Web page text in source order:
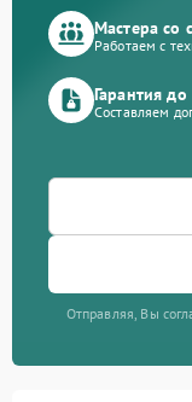
Мастера со
Работаем с
Гарантия
Составляем
Отправляя, Вы